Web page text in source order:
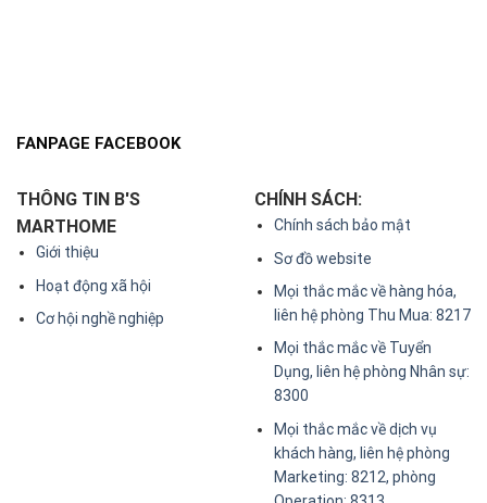
FANPAGE FACEBOOK
THÔNG TIN B'S
MARTHOME
Giới thiệu
Hoạt động xã hội
Cơ hội nghề nghiệp
CHÍNH SÁCH:
Chính sách bảo mật
Sơ đồ website
Mọi thắc mắc về hàng hóa,
liên hệ phòng Thu Mua: 8217
Mọi thắc mắc về Tuyển
Dụng, liên hệ phòng Nhân sự:
8300
Mọi thắc mắc về dịch vụ
khách hàng, liên hệ phòng
Marketing: 8212, phòng